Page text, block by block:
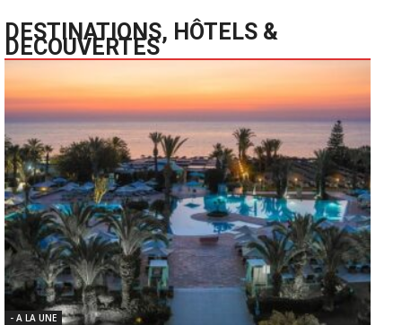
DESTINATIONS, HÔTELS &
DECOUVERTES
- A LA UNE